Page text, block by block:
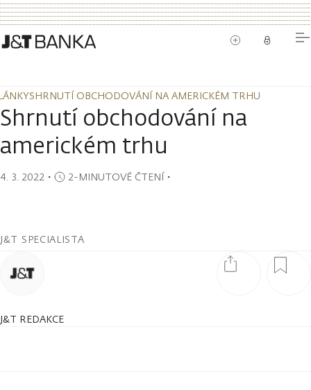
SHRNUTÍ OBCHODOVÁNÍ NA AMERICKÉM TRHU
SHRNUTÍ OBCHODOVÁNÍ NA AMERICKÉM TRHU
Shrnutí obchodování na
americkém trhu
4. 3. 2022 ・ 2-MINUTOVÉ ČTENÍ・
J&T SPECIALISTA
J&T REDAKCE